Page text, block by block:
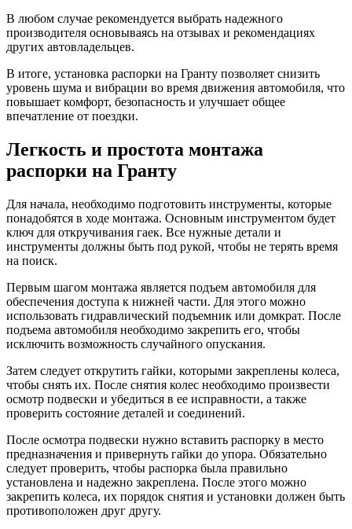
В любом случае рекомендуется выбрать надежного
производителя основываясь на отзывах и рекомендациях
других автовладельцев.
В итоге, установка распорки на Гранту позволяет снизить
уровень шума и вибрации во время движения автомобиля, что
повышает комфорт, безопасность и улучшает общее
впечатление от поездки.
Легкость и простота монтажа
распорки на Гранту
Для начала, необходимо подготовить инструменты, которые
понадобятся в ходе монтажа. Основным инструментом будет
ключ для откручивания гаек. Все нужные детали и
инструменты должны быть под рукой, чтобы не терять время
на поиск.
Первым шагом монтажа является подъем автомобиля для
обеспечения доступа к нижней части. Для этого можно
использовать гидравлический подъемник или домкрат. После
подъема автомобиля необходимо закрепить его, чтобы
исключить возможность случайного опускания.
Затем следует открутить гайки, которыми закреплены колеса,
чтобы снять их. После снятия колес необходимо произвести
осмотр подвески и убедиться в ее исправности, а также
проверить состояние деталей и соединений.
После осмотра подвески нужно вставить распорку в место
предназначения и привернуть гайки до упора. Обязательно
следует проверить, чтобы распорка была правильно
установлена и надежно закреплена. После этого можно
закрепить колеса, их порядок снятия и установки должен быть
противоположен друг другу.